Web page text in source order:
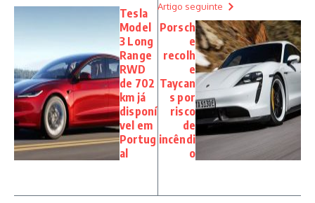
Tesla
Model
3 Long
Range
RWD
de 702
km já
disponí
vel em
Portug
al
Artigo seguinte
Porsch
e
recolh
e
Taycan
s por
risco
de
incêndi
o